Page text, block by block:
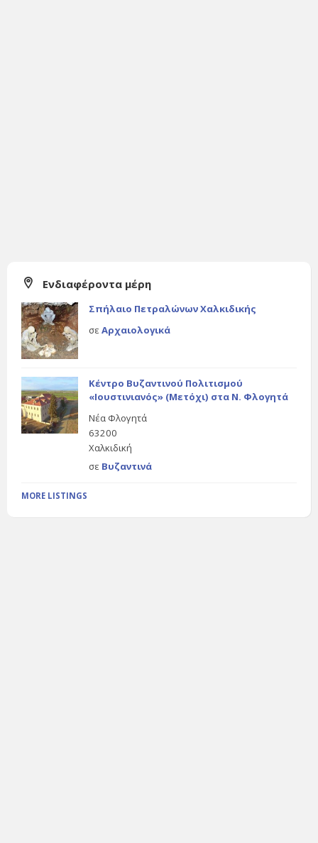
Ενδιαφέροντα μέρη
Σπήλαιο Πετραλώνων Χαλκιδικής
σε Αρχαιολογικά
Κέντρο Βυζαντινού Πολιτισμού
«Ιουστινιανός» (Μετόχι) στα Ν. Φλογητά
Νέα Φλογητά
63200
Χαλκιδική
σε Βυζαντινά
MORE LISTINGS